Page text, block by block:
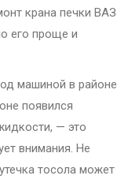
крана печки ВАЗ
его проще и
машиной в районе
появился
— это
внимания. Не
тосола может